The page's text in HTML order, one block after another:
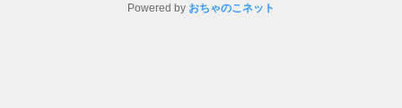
Powered by おちゃのこネット